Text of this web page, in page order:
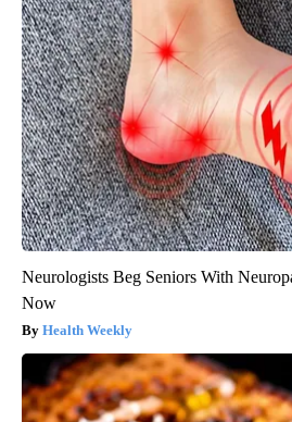
Neurologists Beg Seniors With
Now
Health Weekly